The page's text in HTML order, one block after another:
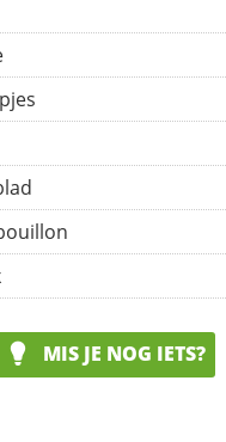
MIS JE NOG IETS?